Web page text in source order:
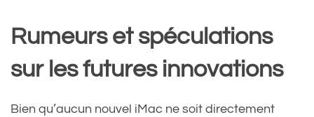
— Apple (@Apple)May 31,
2023
Rumeurs et spéculations
sur les futures innovations
Bien qu’aucun nouvel iMac ne soit directement